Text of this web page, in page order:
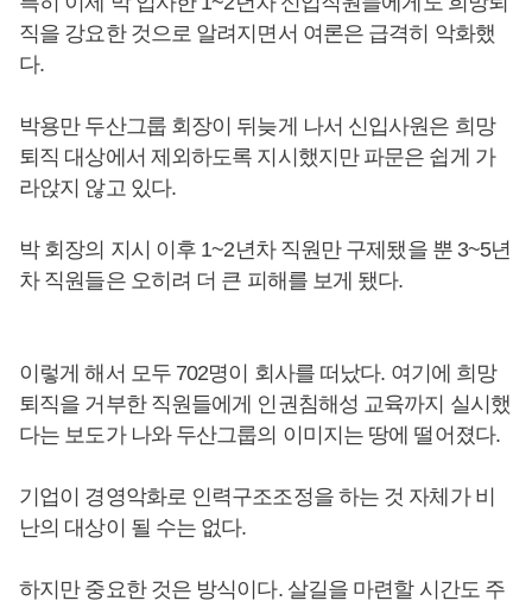
직을 강요한 것으로 알려지면서 여론은 급격히 악화했
다.
박용만 두산그룹 회장이 뒤늦게 나서 신입사원은 희망
퇴직 대상에서 제외하도록 지시했지만 파문은 쉽게 가
라앉지 않고 있다.
박 회장의 지시 이후 1~2년차 직원만 구제됐을 뿐 3~5년
차 직원들은 오히려 더 큰 피해를 보게 됐다.
이렇게 해서 모두 702명이 회사를 떠났다. 여기에 희망
퇴직을 거부한 직원들에게 인권침해성 교육까지 실시했
다는 보도가 나와 두산그룹의 이미지는 땅에 떨어졌다.
기업이 경영악화로 인력구조조정을 하는 것 자체가 비
난의 대상이 될 수는 없다.
하지만 중요한 것은 방식이다. 살길을 마련할 시간도 주